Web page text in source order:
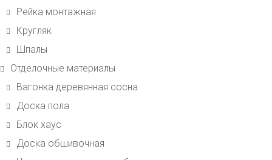
Рейка монтажная
Кругляк
Шпалы
Отделочные материалы
Вагонка деревянная сосна
Доска пола
Блок хаус
Доска обшивочная